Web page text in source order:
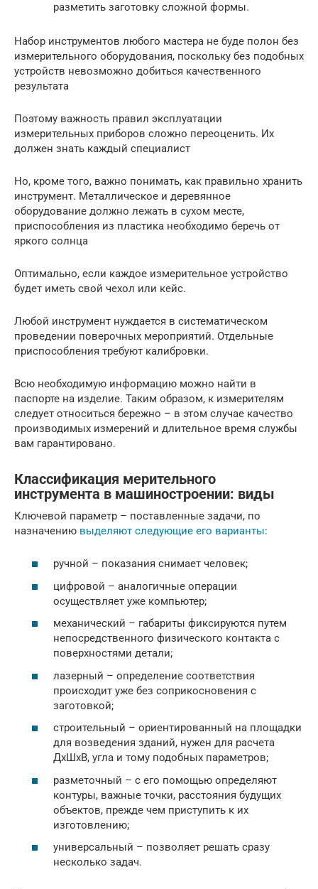
разметить заготовку сложной формы.
Набор инструментов любого мастера не буде полон без
измерительного оборудования, поскольку без подобных
устройств невозможно добиться качественного
результата
Поэтому важность правил эксплуатации
измерительных приборов сложно переоценить. Их
должен знать каждый специалист
Но, кроме того, важно понимать, как правильно хранить
инструмент. Металлическое и деревянное
оборудование должно лежать в сухом месте,
приспособления из пластика необходимо беречь от
яркого солнца
Оптимально, если каждое измерительное устройство
будет иметь свой чехол или кейс.
Любой инструмент нуждается в систематическом
проведении поверочных мероприятий. Отдельные
приспособления требуют калибровки.
Всю необходимую информацию можно найти в
паспорте на изделие. Таким образом, к измерителям
следует относиться бережно – в этом случае качество
производимых измерений и длительное время службы
вам гарантировано.
Классификация мерительного
инструмента в машиностроении: виды
Ключевой параметр – поставленные задачи, по
назначению выделяют следующие его варианты:
ручной – показания снимает человек;
цифровой – аналогичные операции
осуществляет уже компьютер;
механический – габариты фиксируются путем
непосредственного физического контакта с
поверхностями детали;
лазерный – определение соответствия
происходит уже без соприкосновения с
заготовкой;
строительный – ориентированный на площадки
для возведения зданий, нужен для расчета
ДхШхВ, угла и тому подобных параметров;
разметочный – с его помощью определяют
контуры, важные точки, расстояния будущих
объектов, прежде чем приступить к их
изготовлению;
универсальный – позволяет решать сразу
несколько задач.